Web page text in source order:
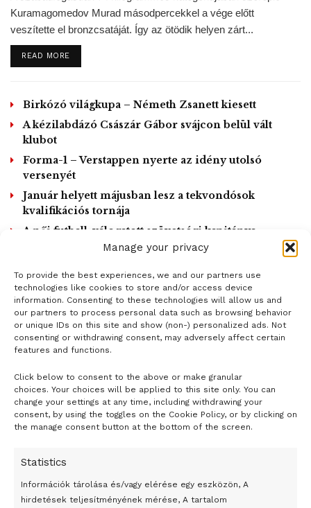
Manage your privacy
To provide the best experiences, we and our partners use
technologies like cookies to store and/or access device
information. Consenting to these technologies will allow us and
our partners to process personal data such as browsing behavior
or unique IDs on this site and show (non-) personalized ads. Not
consenting or withdrawing consent, may adversely affect certain
features and functions.
Click below to consent to the above or make granular
choices. Your choices will be applied to this site only. You can
change your settings at any time, including withdrawing your
consent, by using the toggles on the Cookie Policy, or by clicking on
the manage consent button at the bottom of the screen.
Statistics
Információk tárolása és/vagy elérése egy eszközön, A
hirdetések teljesítményének mérése, A tartalom
Továbbá kötelező a 2 méteres szociális távolság
megtartása az idegenek között. A szabályok
megszegéséért a rendőrség £60.00-t, körülbelül 24 000 Ft (
– ha 2 héten belül fizetik ki a büntetést, akkor annak a fele
ekkora pénzbeli büntetés nem visszatartó egyetlen
élvonalhoz tartozó focistának sem. Azonban ennél
nagyobb büntetést kapott Maurinhio és csapata azzal,
hogy felvétel készült az illegális edzésről és ezzel
nemkívánatosan, de minden angliai újság címlapjára
felkerültek.
Az angol propaganda arra kéri a szigetország lakóit, hogy
‘mindenki maradjon otthon, mert ezzel életeket
volt videóban be jelentkezni. Bejelentkezésében arra
szólított fel mindenkit, hogy maradjon otthon, és tartsa be a
korlátozó szabályokat.
Kuramagomedov Murad másodpercekkel a vége előtt
veszítette el bronzcsatáját. Így az ötödik helyen zárt...
READ MOREDETAILS
Birkózó világkupa – Németh Zsanett kiesett
A kézilabdázó Császár Gábor svájcon belül vált
klubot
Forma-1 – Verstappen nyerte az idény utolsó
versenyét
Január helyett májusban lesz a tekvondósok
kvalifikációs tornája
A női futball-válogatott szövetségi kapitánya
LOAD MORE
- H I R D E T É S -